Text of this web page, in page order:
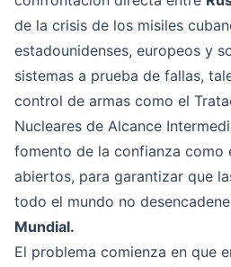
de la crisis de los misiles
estadounidenses, europeos y
sistemas a prueba de fallas,
control de armas como el
Nucleares de Alcance
fomento de la confianza como
abiertos, para garantizar que
todo el mundo no
Mundial.
El problema comienza en que